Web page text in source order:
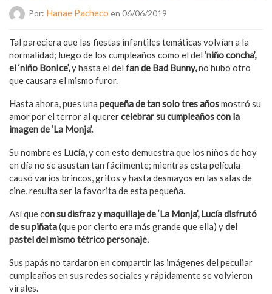
Por: Hanae Pacheco en 06/06/2019
Tal pareciera que las fiestas infantiles temáticas volvían a la
normalidad; luego de los cumpleaños como el del ‘niño concha’,
el ‘niño BonIce’,y hasta el del fan de Bad Bunny,no hubo otro
que causara el mismo furor.
Hasta ahora, pues una pequeña de tan solo tres añosmostró su
amor por el terror al querercelebrar su cumpleaños con la
imagen de ‘La Monja’.
Su nombre es Lucía,y con esto demuestra que los niños de hoy
en día no se asustan tan fácilmente; mientras esta película
causó varios brincos, gritos y hasta desmayos en las salas de
cine, resulta ser la favorita de esta pequeña.
Así que con su disfraz y maquillaje de ‘La Monja’, Lucía disfrutó
de su piñata(que por cierto era más grande que ella) ydel
pastel del mismo tétrico personaje.
Sus papás no tardaron en compartir las imágenes del peculiar
cumpleaños en sus redes sociales y rápidamente se volvieron
virales.